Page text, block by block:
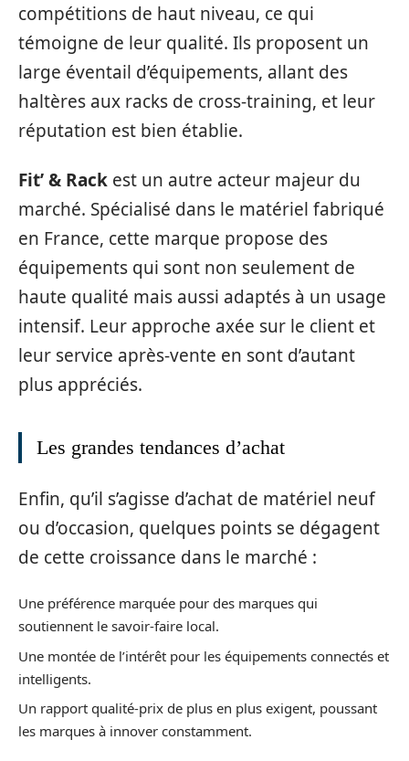
compétitions de haut niveau, ce qui
témoigne de leur qualité. Ils proposent un
large éventail d’équipements, allant des
haltères aux racks de cross-training, et leur
réputation est bien établie.
Fit’ & Rack est un autre acteur majeur du
marché. Spécialisé dans le matériel fabriqué
en France, cette marque propose des
équipements qui sont non seulement de
haute qualité mais aussi adaptés à un usage
intensif. Leur approche axée sur le client et
leur service après-vente en sont d’autant
plus appréciés.
Les grandes tendances d’achat
Enfin, qu’il s’agisse d’achat de matériel neuf
ou d’occasion, quelques points se dégagent
de cette croissance dans le marché :
Une préférence marquée pour des marques qui
soutiennent le savoir-faire local.
Une montée de l’intérêt pour les équipements connectés et
intelligents.
Un rapport qualité-prix de plus en plus exigent, poussant
les marques à innover constamment.